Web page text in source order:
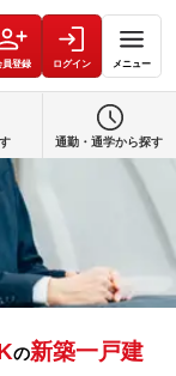
員登録 ログイン メニュー
の新築一戸建
通勤・通学から探す